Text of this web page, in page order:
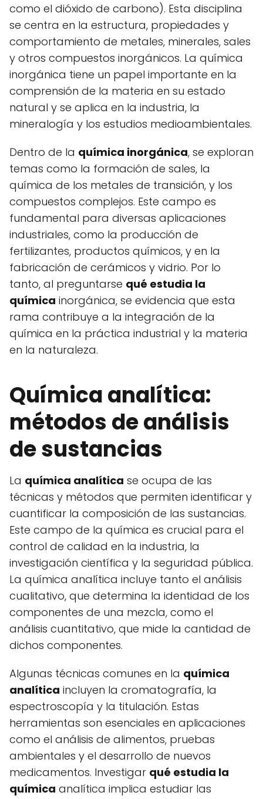
como el dióxido de carbono). Esta disciplina
se centra en la estructura, propiedades y
comportamiento de metales, minerales, sales
y otros compuestos inorgánicos. La química
inorgánica tiene un papel importante en la
comprensión de la materia en su estado
natural y se aplica en la industria, la
mineralogía y los estudios medioambientales.
Dentro de la química inorgánica, se exploran
temas como la formación de sales, la
química de los metales de transición, y los
compuestos complejos. Este campo es
fundamental para diversas aplicaciones
industriales, como la producción de
fertilizantes, productos químicos, y en la
fabricación de cerámicos y vidrio. Por lo
tanto, al preguntarse qué estudia la
química inorgánica, se evidencia que esta
rama contribuye a la integración de la
química en la práctica industrial y la materia
en la naturaleza.
Química analítica:
métodos de análisis
de sustancias
La química analítica se ocupa de las
técnicas y métodos que permiten identificar y
cuantificar la composición de las sustancias.
Este campo de la química es crucial para el
control de calidad en la industria, la
investigación científica y la seguridad pública.
La química analítica incluye tanto el análisis
cualitativo, que determina la identidad de los
componentes de una mezcla, como el
análisis cuantitativo, que mide la cantidad de
dichos componentes.
Algunas técnicas comunes en la química
analítica incluyen la cromatografía, la
espectroscopía y la titulación. Estas
herramientas son esenciales en aplicaciones
como el análisis de alimentos, pruebas
ambientales y el desarrollo de nuevos
medicamentos. Investigar qué estudia la
química analítica implica estudiar las